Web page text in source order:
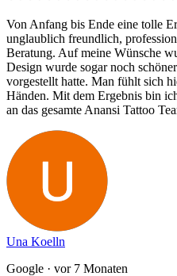
Von Anfang bis Ende eine tolle
unglaublich freundlich,
Beratung. Auf meine Wünsche
Design wurde sogar noch
vorgestellt hatte. Man fühlt sich
Händen. Mit dem Ergebnis bin
an das gesamte Anansi Tattoo
Una Koelln
Google · vor 7 Monaten